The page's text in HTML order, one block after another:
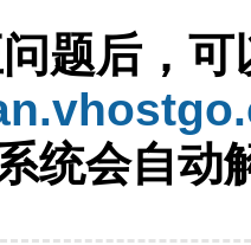
题后，可
统会自动